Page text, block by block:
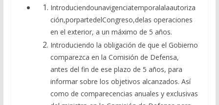
Introduciendounavigenciatemporalalaautoriza
ción,porpartedelCongreso,delas operaciones
en el exterior, a un máximo de 5 años.
Introduciendo la obligación de que el Gobierno
comparezca en la Comisión de Defensa,
antes del fin de ese plazo de 5 años, para
informar sobre los objetivos alcanzados. Así
como de comparecencias anuales y exclusivas